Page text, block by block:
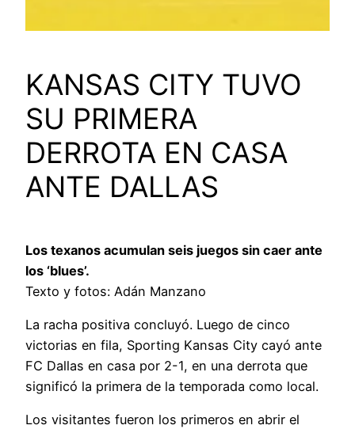
KANSAS CITY TUVO
SU PRIMERA
DERROTA EN CASA
ANTE DALLAS
Los texanos acumulan seis juegos sin caer ante
los ‘blues’.
Texto y fotos: Adán Manzano
La racha positiva concluyó. Luego de cinco
victorias en fila, Sporting Kansas City cayó ante
FC Dallas en casa por 2-1, en una derrota que
significó la primera de la temporada como local.
Los visitantes fueron los primeros en abrir el